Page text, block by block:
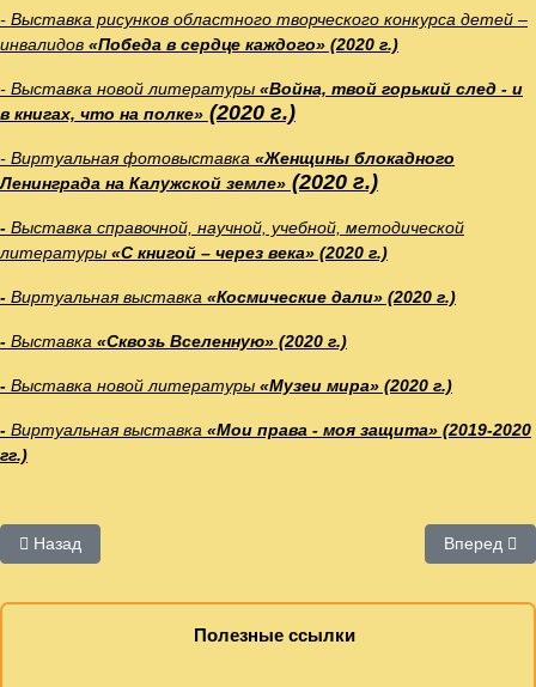
- Выставка рисунков областного творческого конкурса детей –
инвалидов «Победа в сердце каждого» (2020 г.)
- Выставка новой литературы «Война, твой горький след - и
в книгах, что на полке» (2020 г.)
- Виртуальная фотовыставка «Женщины блокадного
Ленинграда на Калужской земле» (2020 г.)
- Выставка справочной, научной, учебной, методической
литературы «С книгой – через века» (2020 г.)
- Виртуальная выставка «Космические дали» (2020 г.)
- Выставка «Сквозь Вселенную» (2020 г.)
- Выставка новой литературы «Музеи мира» (2020 г.)
- Виртуальная выставка «Мои права - моя защита» (2019-2020
гг.)
Предыдущий: Акции
Назад Вперед
Полезные ссылки